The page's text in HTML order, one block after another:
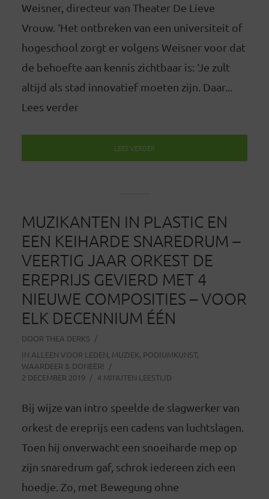
Weisner, directeur van Theater De Lieve
Vrouw. ‘Het ontbreken van een universiteit of
hogeschool zorgt er volgens Weisner voor dat
de behoefte aan kennis zichtbaar is: ‘Je zult
altijd als stad innovatief moeten zijn. Daar...
Lees verder
LEES VERDER
MUZIKANTEN IN PLASTIC EN
EEN KEIHARDE SNAREDRUM –
VEERTIG JAAR ORKEST DE
EREPRIJS GEVIERD MET 4
NIEUWE COMPOSITIES – VOOR
ELK DECENNIUM ÉÉN
DOOR THEA DERKS
IN ALLEEN VOOR LEDEN, MUZIEK, PODIUMKUNST,
WAARDEER & DONEER!
2 DECEMBER 2019
4 MINUTEN LEESTIJD
Bij wijze van intro speelde de slagwerker van
orkest de ereprijs een cadens van luchtslagen.
Toen hij onverwacht een snoeiharde mep op
zijn snaredrum gaf, schrok iedereen zich een
hoedje. Zo, met Bewegung ohne